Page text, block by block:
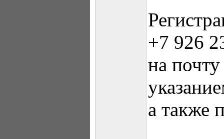
+7 926
на
а также